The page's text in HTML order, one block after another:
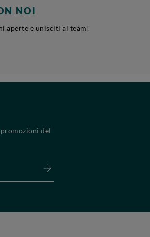
NOI
aperte e unisciti al team!
del